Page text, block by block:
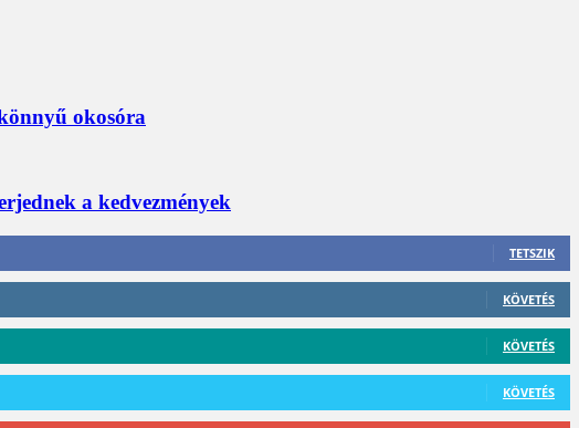
okosóra
a kedvezmények
TETSZIK
KÖVETÉS
KÖVETÉS
KÖVETÉS